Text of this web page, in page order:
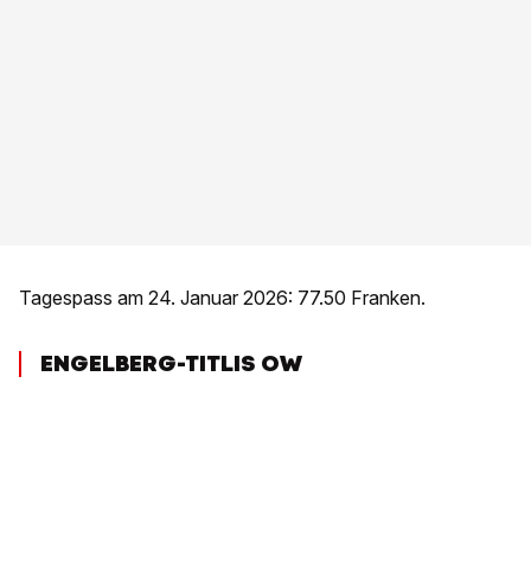
Tagespass am 24. Januar 2026: 77.50 Franken.
ENGELBERG-TITLIS OW